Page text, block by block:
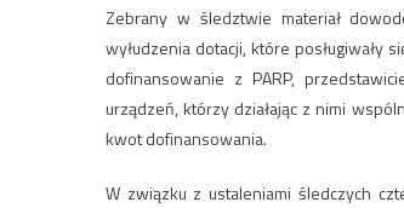
Zebrany w śledztwie materiał
wyłudzenia dotacji, które
dofinansowanie z PARP,
urządzeń, którzy działając z nimi
kwot dofinansowania.
W związku z ustaleniami śledczych